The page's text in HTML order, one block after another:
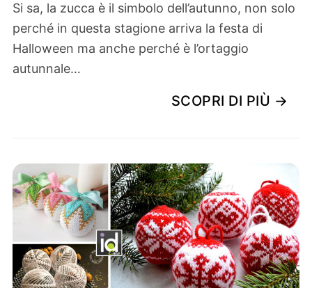
Si sa, la zucca è il simbolo dell’autunno, non solo
perché in questa stagione arriva la festa di
Halloween ma anche perché è l’ortaggio
autunnale…
SCOPRI DI PIÙ →